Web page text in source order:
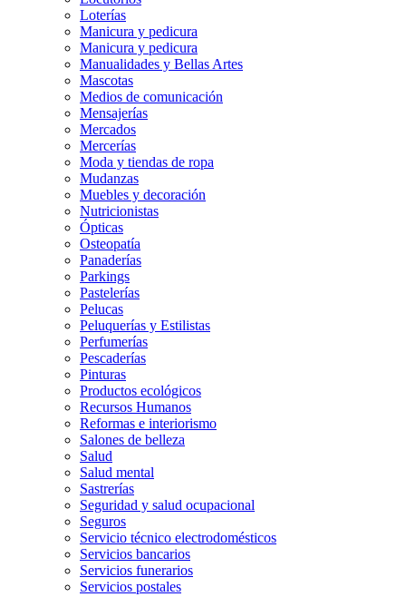
Loterías
Manicura y pedicura
Manicura y pedicura
Manualidades y Bellas Artes
Mascotas
Medios de comunicación
Mensajerías
Mercados
Mercerías
Moda y tiendas de ropa
Mudanzas
Muebles y decoración
Nutricionistas
Ópticas
Osteopatía
Panaderías
Parkings
Pastelerías
Pelucas
Peluquerías y Estilistas
Perfumerías
Pescaderías
Pinturas
Productos ecológicos
Recursos Humanos
Reformas e interiorismo
Salones de belleza
Salud
Salud mental
Sastrerías
Seguridad y salud ocupacional
Seguros
Servicio técnico electrodomésticos
Servicios bancarios
Servicios funerarios
Servicios postales